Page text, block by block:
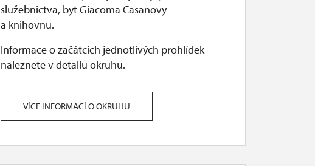
služebnictva, byt Giacoma Casanovy
a knihovnu.
Informace o začátcích jednotlivých prohlídek
naleznete v detailu okruhu.
VÍCE INFORMACÍ O OKRUHU